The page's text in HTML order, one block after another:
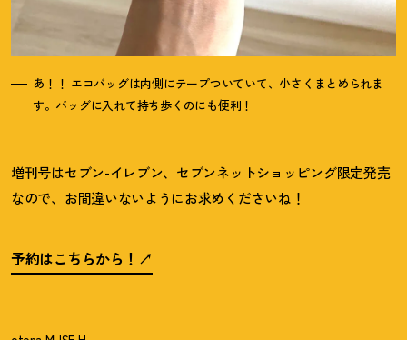
あ ！ ！ エコバッグは内側にテープついていて、小さくまとめられま
す。バッグに入れて持ち歩くのにも便利 ！
増刊号はセブン-イレブン、セブンネットショッピング限定発売
なので、お間違いないようにお求めくださいね ！
予約はこちらから ！